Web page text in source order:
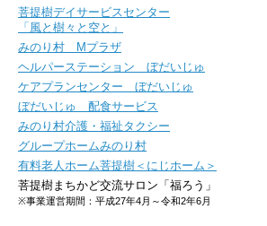
菩提樹デイサービスセンター
「風と樹々と空と」
みのり村 Mプラザ
ヘルパーステーション ぼだいじゅ
ケアプランセンター ぼだいじゅ
ぼだいじゅ 配食サービス
みのり村介護・福祉タクシー
グループホームみのり村
有料老人ホーム菩提樹＜にじホーム＞
菩提樹まちかど交流サロン「福ろう」
※事業運営期間：平成27年4月～令和2年6月